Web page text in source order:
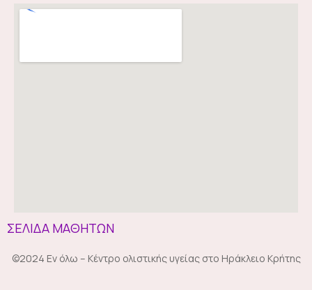
ΣΕΛΙΔΑ ΜΑΘΗΤΩΝ
©2024 Εν όλω – Κέντρο ολιστικής υγείας στο Ηράκλειο Κρήτης